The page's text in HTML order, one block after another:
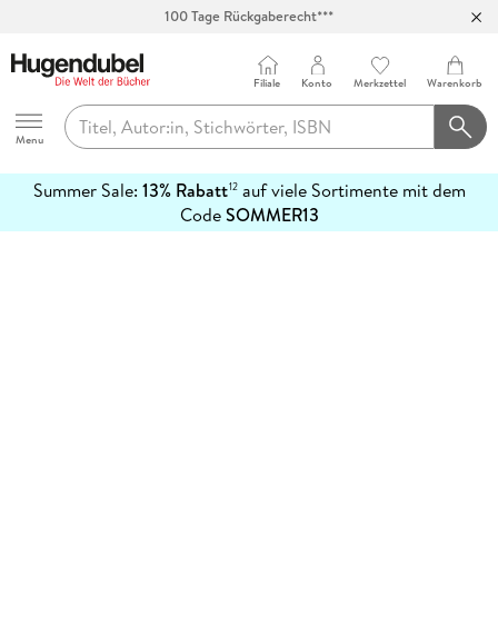
100 Tage Rückgaberecht***
Hugendubel
Menu
Filiale Konto Merkzettel Warenkorb
Summer Sale: 13% Rabatt12auf viele Sortimente mit dem
CodeSOMMER13
erfahren